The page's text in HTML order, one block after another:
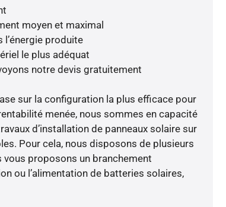
moyen et maximal
l’énergie produite
le plus adéquat
notre devis gratuitement
sur la configuration la plus efficace pour
menée, nous sommes en capacité
d’installation de panneaux solaire sur
Pour cela, nous disposons de plusieurs
proposons un branchement
ou l’alimentation de batteries solaires,